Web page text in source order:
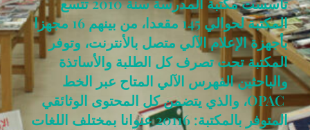
المكتبة لحوالي 145 مقعدا، من بينهم 16 مجهزا
بأجهزة الإعلام الآلي متصل بالأنترنت، وتوفر
المكتبة تحت تصرف كل الطلبة والأساتذة
والباحثين الفهرس الآلي المتاح عبر الخط
OPAC، والذي يتضمن كل المحتوى الوثائقي
المتوفر بالمكتبة: 20116 عنوانا بمختلف اللغات